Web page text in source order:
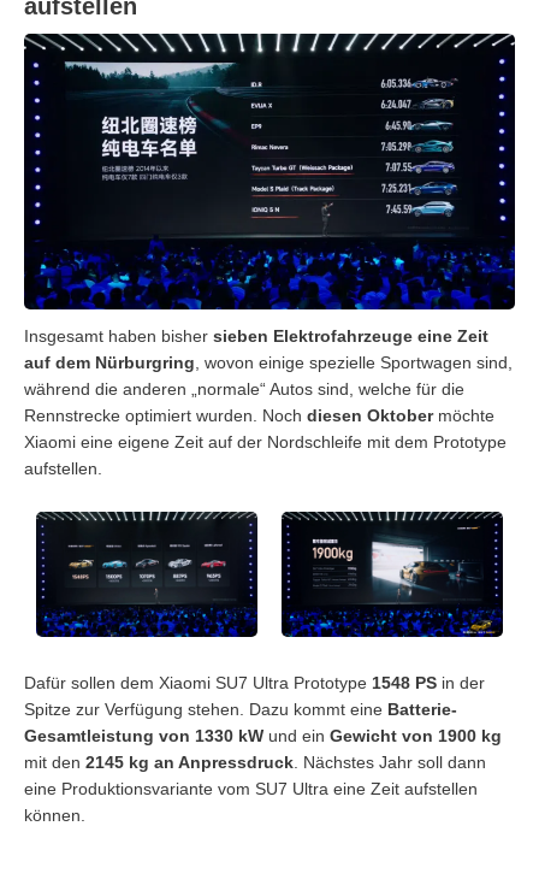
aufstellen
Insgesamt haben bisher sieben Elektrofahrzeuge eine Zeit
auf dem Nürburgring, wovon einige spezielle Sportwagen sind,
während die anderen „normale“ Autos sind, welche für die
Rennstrecke optimiert wurden. Noch diesen Oktobermöchte
Xiaomi eine eigene Zeit auf der Nordschleife mit dem Prototype
aufstellen.
Dafür sollen dem Xiaomi SU7 Ultra Prototype 1548 PS in der
Spitze zur Verfügung stehen. Dazu kommt eine Batterie-
Gesamtleistung von 1330 kW und ein Gewicht von 1900 kg
mit den 2145 kg an Anpressdruck . Nächstes Jahr soll dann
eine Produktionsvariante vom SU7 Ultra eine Zeit aufstellen
können.